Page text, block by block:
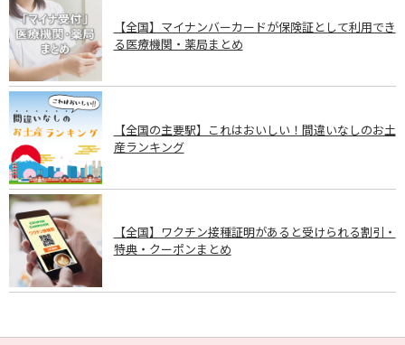
【全国】マイナンバーカードが保険証として利用でき
る医療機関・薬局まとめ
【全国の主要駅】これはおいしい！間違いなしのお土
産ランキング
【全国】ワクチン接種証明があると受けられる割引・
特典・クーポンまとめ